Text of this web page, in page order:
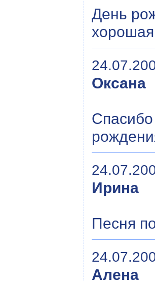
День
Оксана
Ирина
Песня
Алена